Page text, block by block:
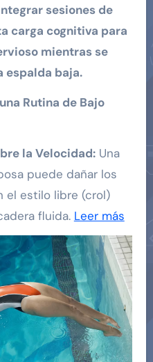
sesiones de
carga cognitiva para
mientras se
espalda baja.
Rutina de Bajo
la Velocidad:Una
puede dañar los
el estilo libre (crol)
fluida. Leer más